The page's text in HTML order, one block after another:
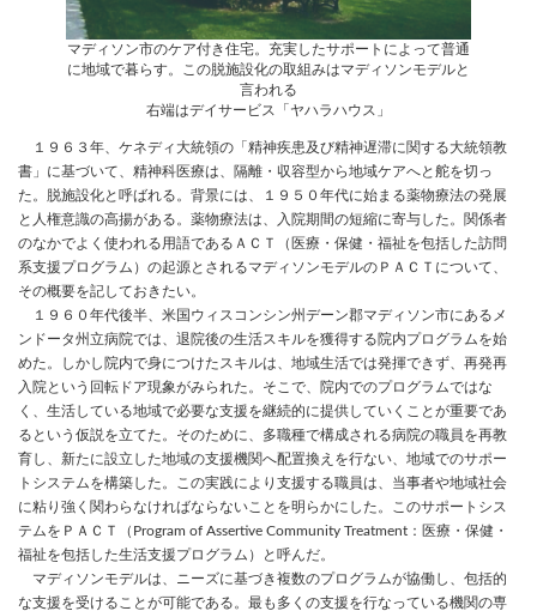
マディソン市のケア付き住宅。充実したサポートによって普通
に地域で暮らす。この脱施設化の取組みはマディソンモデルと
言われる
右端はデイサービス「ヤハラハウス」
１９６３年、ケネディ大統領の「精神疾患及び精神遅滞に関する大統領教
書」に基づいて、精神科医療は、隔離・収容型から地域ケアへと舵を切っ
た。脱施設化と呼ばれる。背景には、１９５０年代に始まる薬物療法の発展
と人権意識の高揚がある。薬物療法は、入院期間の短縮に寄与した。関係者
のなかでよく使われる用語であるＡＣＴ（医療・保健・福祉を包括した訪問
系支援プログラム）の起源とされるマディソンモデルのＰＡＣＴについて、
その概要を記しておきたい。
１９６０年代後半、米国ウィスコンシン州デーン郡マディソン市にあるメ
ンドータ州立病院では、退院後の生活スキルを獲得する院内プログラムを始
めた。しかし院内で身につけたスキルは、地域生活では発揮できず、再発再
入院という回転ドア現象がみられた。そこで、院内でのプログラムではな
く、生活している地域で必要な支援を継続的に提供していくことが重要であ
るという仮説を立てた。そのために、多職種で構成される病院の職員を再教
育し、新たに設立した地域の支援機関へ配置換えを行ない、地域でのサポー
トシステムを構築した。この実践により支援する職員は、当事者や地域社会
に粘り強く関わらなければならないことを明らかにした。このサポートシス
テムをＰＡＣＴ（Program of Assertive Community Treatment：医療・保健・
福祉を包括した生活支援プログラム）と呼んだ。
マディソンモデルは、ニーズに基づき複数のプログラムが協働し、包括的
な支援を受けることが可能である。最も多くの支援を行なっている機関の専